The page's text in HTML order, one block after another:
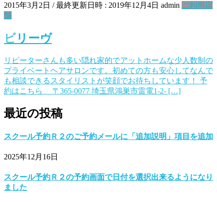
2015年3月2日 / 最終更新日時 : 2019年12月4日 admin ご利用店
舗
ビリーヴ
リピーターさんも多い隠れ家的でアットホームな少人数制の
プライベートヘアサロンです。初めての方も安心してなんで
も相談できるスタイリストが笑顔でお待ちしています！ 予
約はこちら 〒365-0077 埼玉県鴻巣市雷電1-2- […]
最近の投稿
スクール予約Ｒ２のご予約メールに「追加説明」項目を追加
2025年12月16日
スクール予約Ｒ２の予約画面で日付を選択出来るようになり
ました